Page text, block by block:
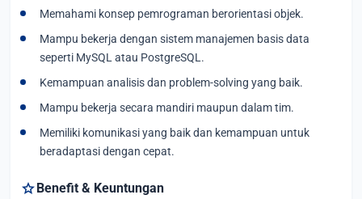
Memahami konsep pemrograman berorientasi objek.
Mampu bekerja dengan sistem manajemen basis data
seperti MySQL atau PostgreSQL.
Kemampuan analisis dan problem-solving yang baik.
Mampu bekerja secara mandiri maupun dalam tim.
Memiliki komunikasi yang baik dan kemampuan untuk
beradaptasi dengan cepat.
starBenefit & Keuntungan